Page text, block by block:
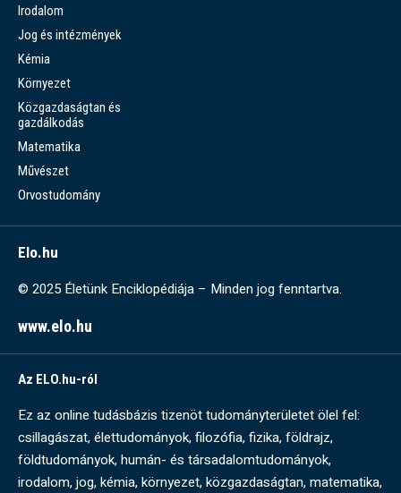
Irodalom
Jog és intézmények
Kémia
Környezet
Közgazdaságtan és
gazdálkodás
Matematika
Művészet
Orvostudomány
Elo.hu
© 2025 Életünk Enciklopédiája – Minden jog fenntartva.
www.elo.hu
Az ELO.hu-ról
Ez az online tudásbázis tizenöt tudományterületet ölel fel:
csillagászat, élettudományok, filozófia, fizika, földrajz,
földtudományok, humán- és társadalomtudományok,
irodalom, jog, kémia, környezet, közgazdaságtan, matematika,